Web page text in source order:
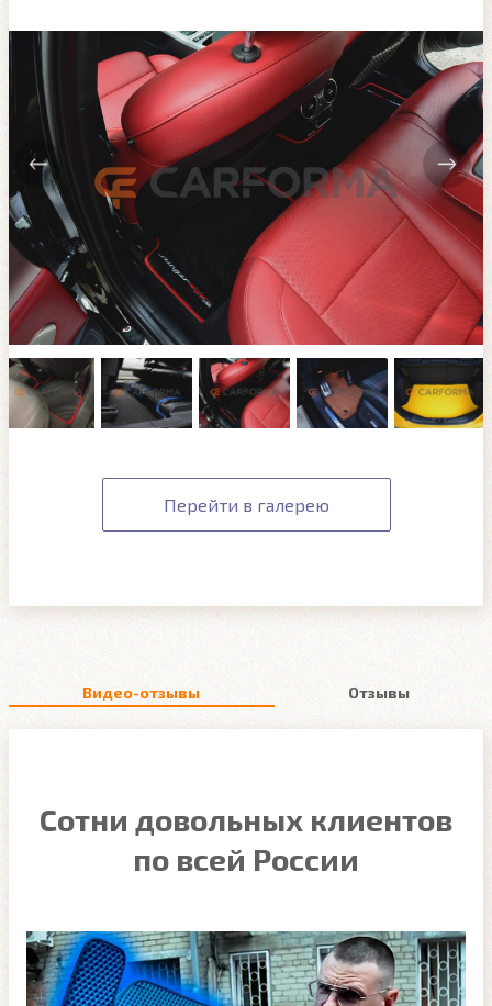
Перейти в галерею
Видео-отзывы Отзывы
Сотни довольных клиентов
по всей России